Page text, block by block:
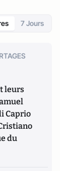
7 Jours
leurs
Caprio
du